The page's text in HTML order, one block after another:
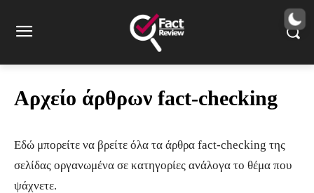
Αρχείο άρθρων fact-checking
Εδώ μπορείτε να βρείτε όλα τα άρθρα fact-checking της
σελίδας οργανωμένα σε κατηγορίες ανάλογα το θέμα που
ψάχνετε.